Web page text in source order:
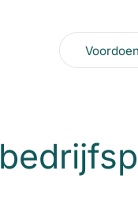
Voordoen